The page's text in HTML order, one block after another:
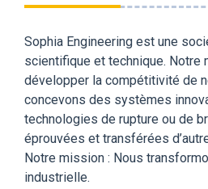
Sophia Engineering est une
scientifique et technique. Notre
développer la compétitivité de
concevons des systèmes
technologies de rupture ou de
éprouvées et transférées
Notre mission : Nous
industrielle.